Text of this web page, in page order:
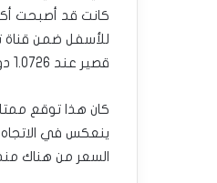
كانت قد أصبحت
للأسفل ضمن قناة
قصير عند 1.0726 دولار.
كان هذا توقع
السعر من هناك